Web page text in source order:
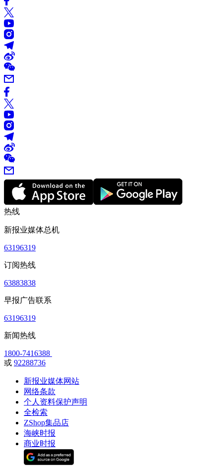
热线
新报业媒体总机
63196319
订阅热线
63883838
早报广告联系
63196319
新闻热线
1800-7416388
或 92288736
新报业媒体网站
网络条款
个人资料保护声明
全检索
ZShop集品店
海峡时报
商业时报